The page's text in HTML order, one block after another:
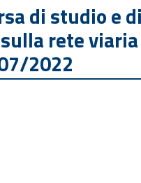
di studio e
rete
2022